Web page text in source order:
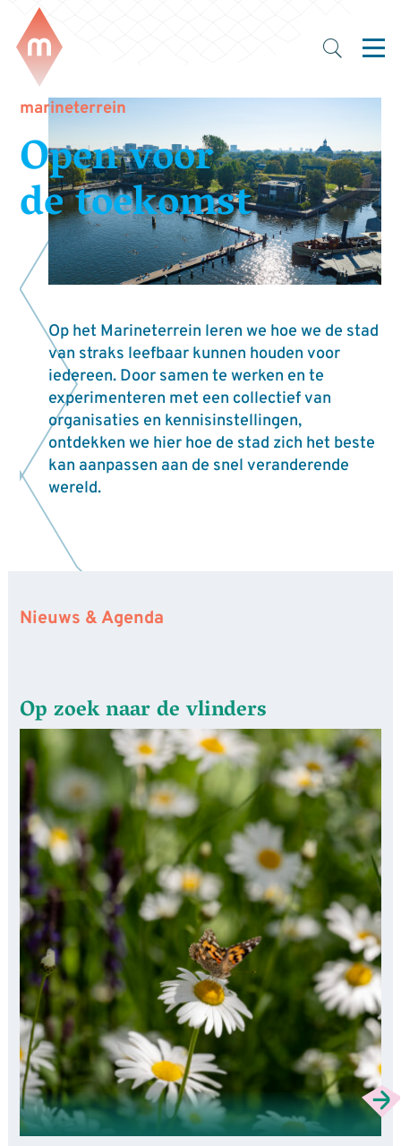
marineterrein
Open voor
de toekomst
Op het Marineterrein leren we hoe we de stad
van straks leefbaar kunnen houden voor
iedereen. Door samen te werken en te
experimenteren met een collectief van
organisaties en kennisinstellingen,
ontdekken we hier hoe de stad zich het beste
kan aanpassen aan de snel veranderende
wereld.
Nieuws & Agenda
Op zoek naar de vlinders